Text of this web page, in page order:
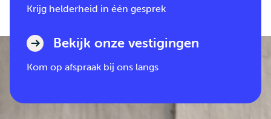
Krijg helderheid in één gesprek
Bekijk onze vestigingen
Kom op afspraak bij ons langs